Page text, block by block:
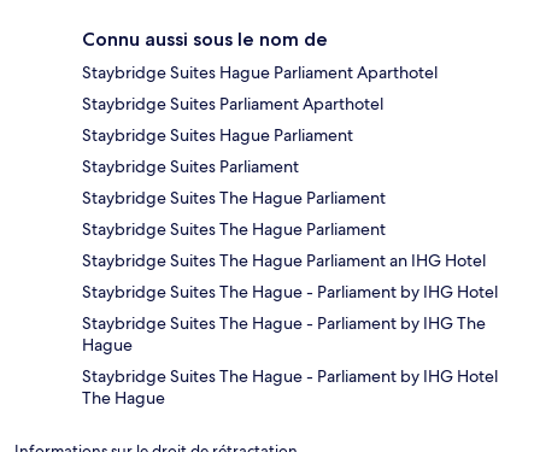
Connu aussi sous le nom de
Staybridge Suites Hague Parliament Aparthotel
Staybridge Suites Parliament Aparthotel
Staybridge Suites Hague Parliament
Staybridge Suites Parliament
Staybridge Suites The Hague Parliament
Staybridge Suites The Hague Parliament
Staybridge Suites The Hague Parliament an IHG Hotel
Staybridge Suites The Hague - Parliament by IHG Hotel
Staybridge Suites The Hague - Parliament by IHG The
Hague
Staybridge Suites The Hague - Parliament by IHG Hotel
The Hague